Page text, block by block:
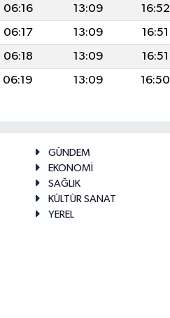
06:16 13:09 16:52
06:17 13:09 16:51
06:18 13:09 16:51
06:19 13:09 16:50
GÜNDEM
EKONOMİ
SAĞLIK
KÜLTÜR SANAT
YEREL